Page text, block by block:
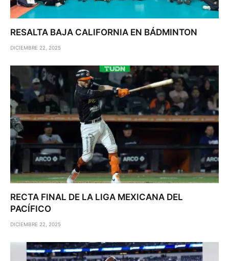
RESALTA BAJA CALIFORNIA EN BÁDMINTON
DICIEMBRE 22, 2025
RECTA FINAL DE LA LIGA MEXICANA DEL
PACÍFICO
DICIEMBRE 22, 2025